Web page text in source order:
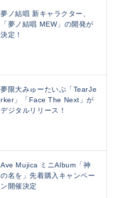
夢ノ結唱 新キャラクター、
「夢ノ結唱 MEW」の開発が
決定！
夢限大みゅーたいぷ「TearJe
rker」「Face The Next」が
デジタルリリース！
Ave Mujica ミニAlbum「神
の名を」先着購入キャンペー
ン開催決定